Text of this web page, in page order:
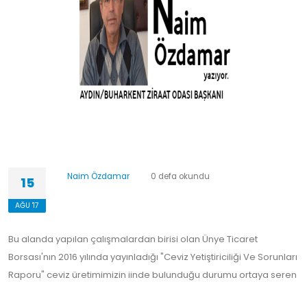
15
AĞU '17
Naim Özdamar 0 defa okundu
Bu alanda yapılan çalışmalardan birisi olan Ünye Ticaret
Borsası'nın 2016 yılında yayınladığı "Ceviz Yetiştiriciliği Ve Sorunları
Raporu" ceviz üretimimizin iinde bulunduğu durumu ortaya seren